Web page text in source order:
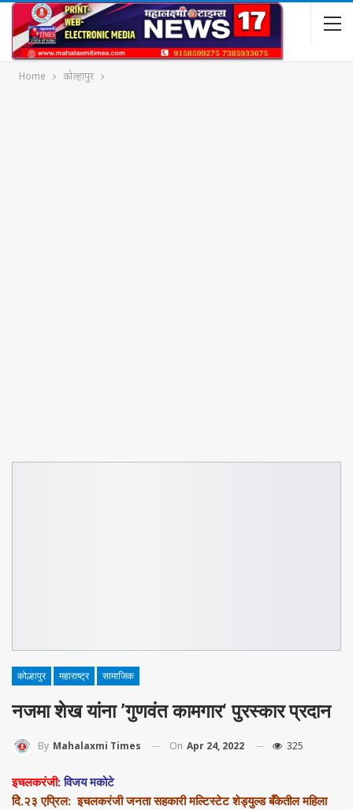
Home कोल्हापुर
कोल्हापुर महाराष्ट्र सामाजिक
नजमा शेख यांना ’गुणवंत कामगार‘ पुरस्कार प्रदान
By Mahalaxmi Times On Apr 24, 2022 325
इचलकरंजी: विजय मकोटे
देि.२३ एप्रिल: इचलकरंजी जनता सहकारी मल्टिस्टेट शेड्युल्ड बँकेतील महिला